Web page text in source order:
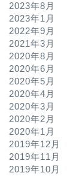
2023年8月
2023年1月
2022年9月
2021年3月
2020年8月
2020年6月
2020年5月
2020年4月
2020年3月
2020年2月
2020年1月
2019年12月
2019年11月
2019年10月